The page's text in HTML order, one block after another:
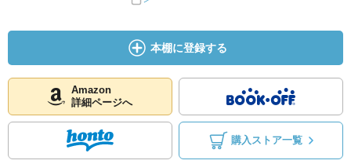
本棚に登録する
Amazon
詳細ページへ
購入ストア一覧